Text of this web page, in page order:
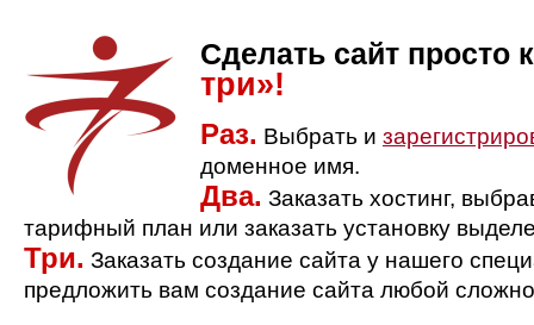
Сделать сайт просто
три»!
Раз. Выбрать и
доменное имя.
Два. Заказать хостинг,
тарифный план или заказать установку
Три. Заказать создание сайта у нашего
предложить вам создание сайта любой